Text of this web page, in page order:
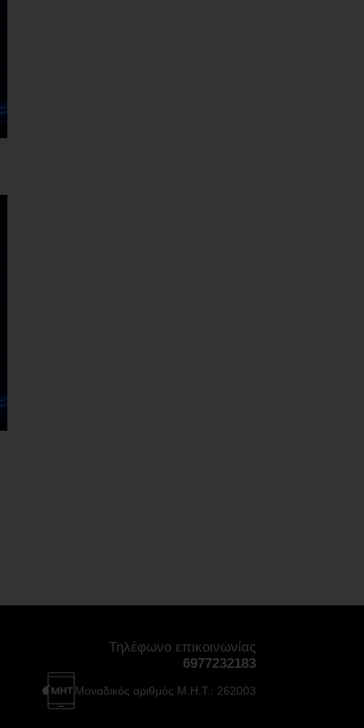
Τηλέφωνο επικοινωνίας
6977232183
Μοναδικός αριθμός Μ.Η.Τ.: 262003